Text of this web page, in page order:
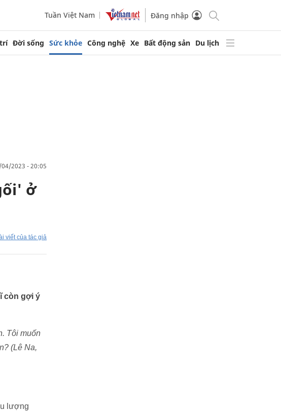
Tuần Việt Nam Đăng nhập
Đời sống Sức khỏe Công nghệ Xe Bất động sản Du lịch
04/2023 - 20:05
ở
viết của tác giả
còn gợi ý
Tôi muốn
(Lê Na,
lượng